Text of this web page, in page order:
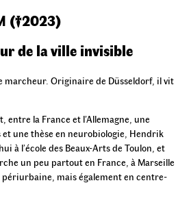
(†2023)
de la ville invisible
Originaire de Düsseldorf, il vit
entre la France et l’Allemagne, une
une thèse en neurobiologie, Hendrik
à l’école des Beaux-Arts de Toulon, et
un peu partout en France, à Marseille
périurbaine, mais également en centre-